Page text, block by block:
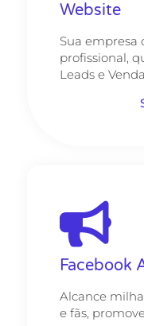
Website
Sua empresa
profissional,
Leads e
Facebook
Alcance
e fãs,